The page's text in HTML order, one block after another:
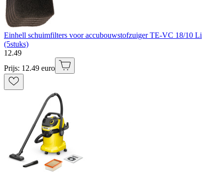
Einhell schuimfilters voor accubouwstofzuiger TE-VC 18/10 Li
(5stuks)
12.49
Prijs: 12.49 euro